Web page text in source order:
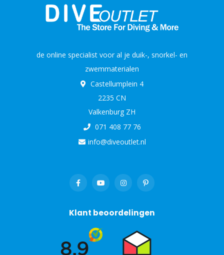
de online specialist voor al je duik-, snorkel- en
zwemmaterialen
Castellumplein 4
2235 CN
Valkenburg ZH
071 408 77 76
info@diveoutlet.nl
Klant beoordelingen